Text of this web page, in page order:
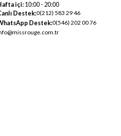
içi:10:00 - 20:00
Destek:0(212) 583 29 46
Destek:0(546) 202 00 76